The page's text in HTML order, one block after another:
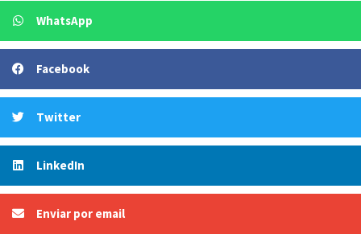
WhatsApp
Facebook
Twitter
LinkedIn
Enviar por email